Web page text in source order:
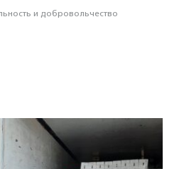
и доброволь­чест­во